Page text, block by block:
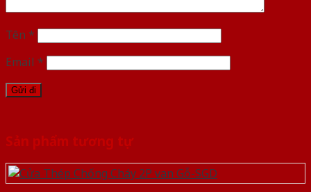
Tên *
Email *
Sản phẩm tương tự